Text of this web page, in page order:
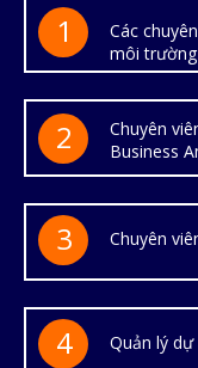
1
Các
môi trường
2
Chuyên
Business
3 Chuyên
4 Quản lý dự